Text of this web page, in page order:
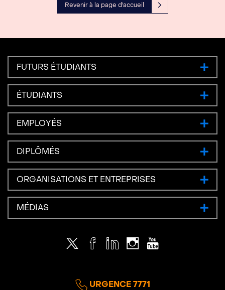
Revenir à la page d'accueil
FUTURS ÉTUDIANTS
ÉTUDIANTS
EMPLOYÉS
DIPLÔMÉS
ORGANISATIONS ET ENTREPRISES
MÉDIAS
Twitter Facebook
LinkedInInstagramYoutube
URGENCE 7771